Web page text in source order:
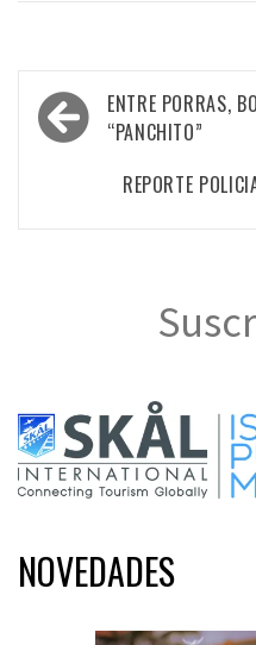
Navegación
de
entradas
ENTRE PORRAS,
“PANCHITO”
REPORTE
NOVEDADES